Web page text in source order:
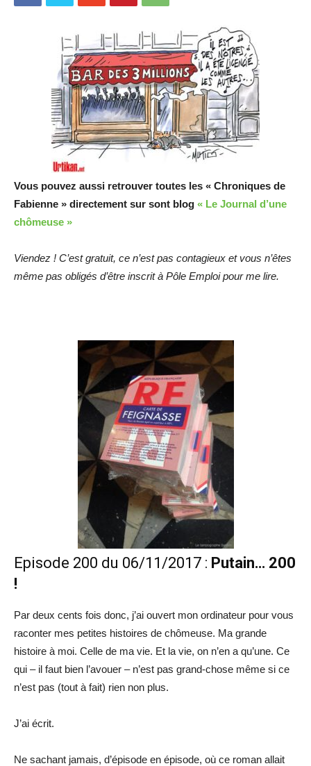
Vous pouvez aussi retrouver toutes les « Chroniques de
Fabienne » directement sur sont blog « Le Journal d’une
chômeuse »
Viendez ! C’est gratuit, ce n’est pas contagieux et vous n’êtes
même pas obligés d’être inscrit à Pôle Emploi pour me lire.
Episode 200 du 06/11/2017 : Putain… 200
!
Par deux cents fois donc, j’ai ouvert mon ordinateur pour vous
raconter mes petites histoires de chômeuse. Ma grande
histoire à moi. Celle de ma vie. Et la vie, on n’en a qu’une. Ce
qui – il faut bien l’avouer – n’est pas grand-chose même si ce
n’est pas (tout à fait) rien non plus.
J’ai écrit.
Ne sachant jamais, d’épisode en épisode, où ce roman allait